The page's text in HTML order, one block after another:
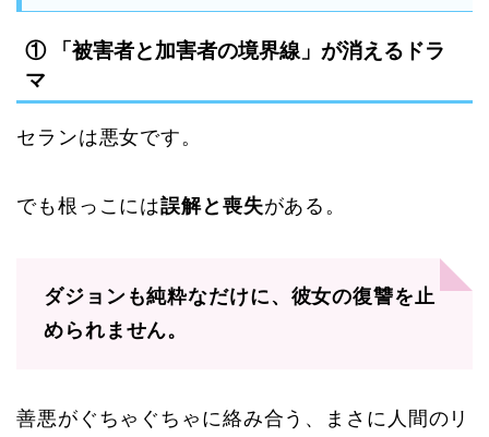
① 「被害者と加害者の境界線」が消えるドラ
マ
セランは悪女です。
でも根っこには誤解と喪失がある。
ダジョンも純粋なだけに、彼女の復讐を止
められません。
善悪がぐちゃぐちゃに絡み合う、まさに人間のリ